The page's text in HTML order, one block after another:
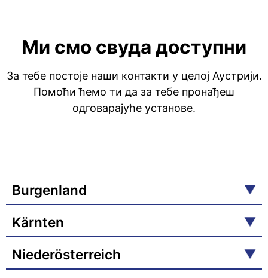
Ми смо свуда доступни
За тебе постоје наши контакти у целој Аустрији.
Помоћи ћемо ти да за тебе пронађеш
одговарајуће установе.
Burgenland
Kärnten
Niederösterreich